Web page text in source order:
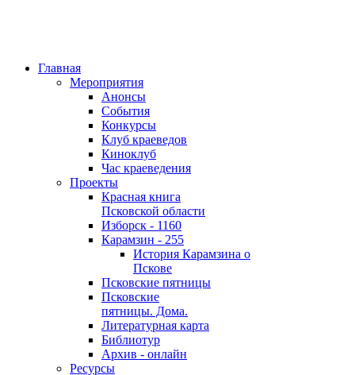
Главная
Мероприятия
Анонсы
События
Конкурсы
Клуб краеведов
Киноклуб
Час краеведения
Проекты
Красная книга
Псковской области
Изборск - 1160
Карамзин - 255
История Карамзина о
Пскове
Псковские пятницы
Псковские
пятницы. Дома.
Литературная карта
Библиотур
Архив - онлайн
Ресурсы